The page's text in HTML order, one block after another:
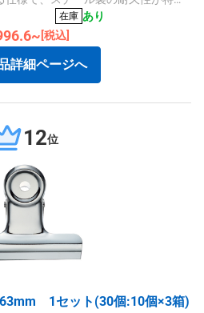
在庫 あり
[税込]
詳細ページへ
12位
1セット(30個:10個×3箱)